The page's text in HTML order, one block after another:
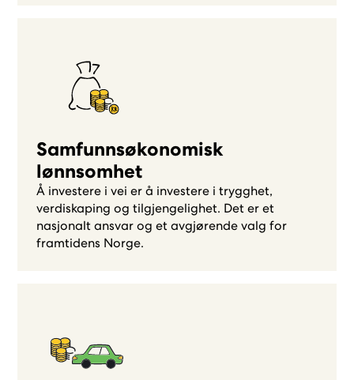
Samfunnsøkonomisk
lønnsomhet
Å investere i vei er å investere i trygghet,
verdiskaping og tilgjengelighet. Det er et
nasjonalt ansvar og et avgjørende valg for
framtidens Norge.